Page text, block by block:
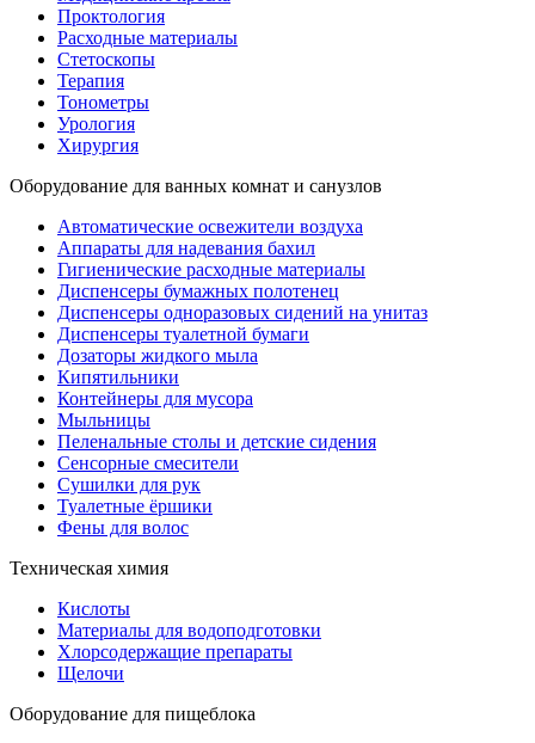
Проктология
Расходные материалы
Стетоскопы
Терапия
Тонометры
Урология
Хирургия
Оборудование для ванных комнат и санузлов
Автоматические освежители воздуха
Аппараты для надевания бахил
Гигиенические расходные материалы
Диспенсеры бумажных полотенец
Диспенсеры одноразовых сидений на унитаз
Диспенсеры туалетной бумаги
Дозаторы жидкого мыла
Кипятильники
Контейнеры для мусора
Мыльницы
Пеленальные столы и детские сидения
Сенсорные смесители
Сушилки для рук
Туалетные ёршики
Фены для волос
Техническая химия
Кислоты
Материалы для водоподготовки
Хлорсодержащие препараты
Щелочи
Оборудование для пищеблока